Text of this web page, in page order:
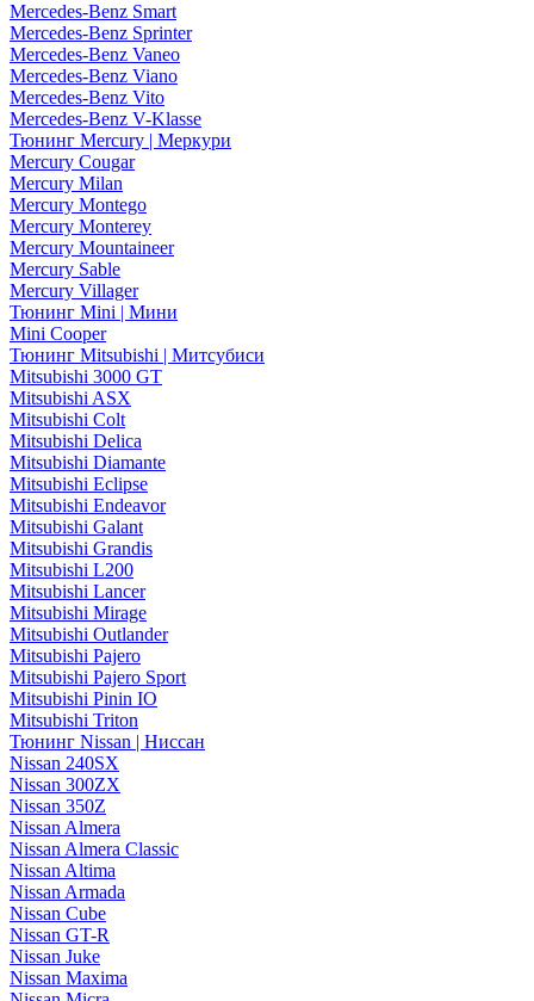
Mercedes-Benz Smart
Mercedes-Benz Sprinter
Mercedes-Benz Vaneo
Mercedes-Benz Viano
Mercedes-Benz Vito
Mercedes-Benz V-Klasse
Тюнинг Mercury | Меркури
Mercury Cougar
Mercury Milan
Mercury Montego
Mercury Monterey
Mercury Mountaineer
Mercury Sable
Mercury Villager
Тюнинг Mini | Мини
Mini Cooper
Тюнинг Mitsubishi | Митсубиси
Mitsubishi 3000 GT
Mitsubishi ASX
Mitsubishi Colt
Mitsubishi Delica
Mitsubishi Diamante
Mitsubishi Eclipse
Mitsubishi Endeavor
Mitsubishi Galant
Mitsubishi Grandis
Mitsubishi L200
Mitsubishi Lancer
Mitsubishi Mirage
Mitsubishi Outlander
Mitsubishi Pajero
Mitsubishi Pajero Sport
Mitsubishi Pinin IO
Mitsubishi Triton
Тюнинг Nissan | Ниссан
Nissan 240SX
Nissan 300ZX
Nissan 350Z
Nissan Almera
Nissan Almera Classic
Nissan Altima
Nissan Armada
Nissan Cube
Nissan GT-R
Nissan Juke
Nissan Maxima